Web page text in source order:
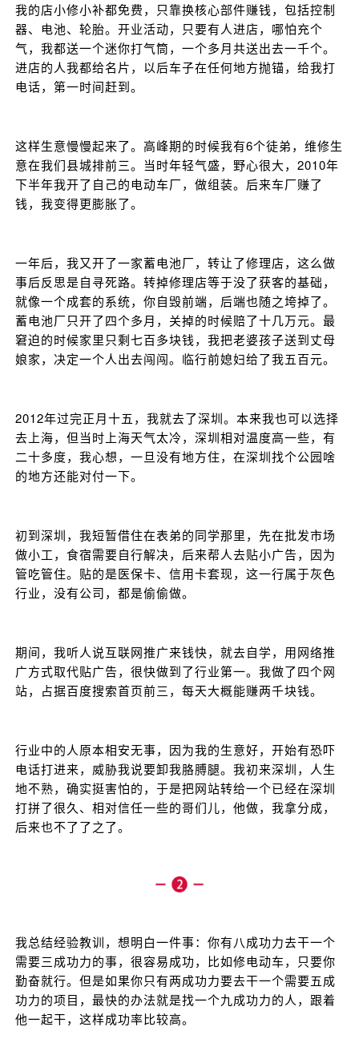
我的店小修小补都免费，只靠换核心部件赚钱，包括控制
器、电池、轮胎。开业活动，只要有人进店，哪怕充个
气，我都送一个迷你打气筒，一个多月共送出去一千个。
进店的人我都给名片，以后车子在任何地方抛锚，给我打
电话，第一时间赶到。
这样生意慢慢起来了。高峰期的时候我有6个徒弟，维修生
意在我们县城排前三。当时年轻气盛，野心很大，2010年
下半年我开了自己的电动车厂，做组装。后来车厂赚了
钱，我变得更膨胀了。
一年后，我又开了一家蓄电池厂，转让了修理店，这么做
事后反思是自寻死路。转掉修理店等于没了获客的基础，
就像一个成套的系统，你自毁前端，后端也随之垮掉了。
蓄电池厂只开了四个多月，关掉的时候赔了十几万元。最
窘迫的时候家里只剩七百多块钱，我把老婆孩子送到丈母
娘家，决定一个人出去闯闯。临行前媳妇给了我五百元。
2012年过完正月十五，我就去了深圳。本来我也可以选择
去上海，但当时上海天气太冷，深圳相对温度高一些，有
二十多度，我心想，一旦没有地方住，在深圳找个公园啥
的地方还能对付一下。
初到深圳，我短暂借住在表弟的同学那里，先在批发市场
做小工，食宿需要自行解决，后来帮人去贴小广告，因为
管吃管住。贴的是医保卡、信用卡套现，这一行属于灰色
行业，没有公司，都是偷偷做。
期间，我听人说互联网推广来钱快，就去自学，用网络推
广方式取代贴广告，很快做到了行业第一。我做了四个网
站，占据百度搜索首页前三，每天大概能赚两千块钱。
行业中的人原本相安无事，因为我的生意好，开始有恐吓
电话打进来，威胁我说要卸我胳膊腿。我初来深圳，人生
地不熟，确实挺害怕的，于是把网站转给一个已经在深圳
打拼了很久、相对信任一些的哥们儿，他做，我拿分成，
后来也不了了之了。
我总结经验教训，想明白一件事：你有八成功力去干一个
需要三成功力的事，很容易成功，比如修电动车，只要你
勤奋就行。但是如果你只有两成功力要去干一个需要五成
功力的项目，最快的办法就是找一个九成功力的人，跟着
他一起干，这样成功率比较高。